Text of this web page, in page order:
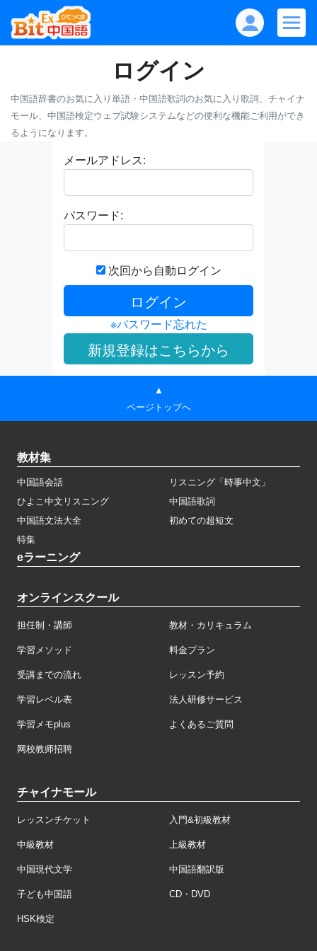
ログイン
中国語辞書のお気に入り単語・中国語歌詞のお気に入り歌詞、チャイナ
モール、中国語検定ウェブ試験システムなどの便利な機能ご利用ができ
るようになります。
メールアドレス:
パスワード:
次回から自動ログイン
※パスワード忘れた
▲
ページトップへ
教材集
中国語会話
リスニング「時事中文」
ひよこ中文リスニング
中国語歌詞
中国語文法大全
初めての超短文
特集
eラーニング
オンラインスクール
担任制・講師 教材・カリキュラム
学習メソッド 料金プラン
受講までの流れ レッスン予約
学習レベル表 法人研修サービス
学習メモplus よくあるご質問
网校教师招聘
チャイナモール
レッスンチケット 入門&初級教材
中級教材 上級教材
中国現代文学 中国語翻訳版
子ども中国語 CD・DVD
HSK検定